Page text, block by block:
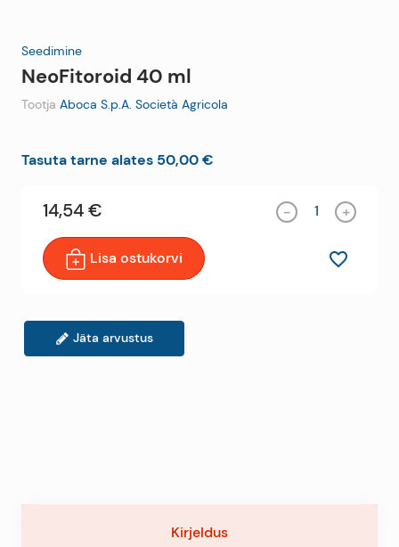
Seedimine
NeoFitoroid 40 ml
Tootja Aboca S.p.A. Società Agricola
Tasuta tarne alates 50,00 €
14,54 € - +
Lisa ostukorvi favorite_border
Jäta arvustus
Kirjeldus